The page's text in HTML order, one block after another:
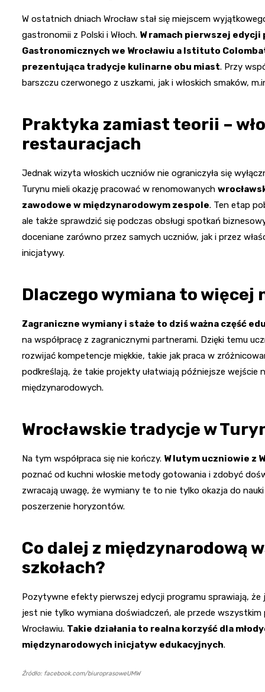
W ostatnich dniach Wrocław stał się miejscem
gastronomii z Polski i Włoch. W ramach pierwszej edycji
Gastronomicznych we Wrocławiu a Istituto
prezentująca tradycje kulinarne obu miast. Przy
barszczu czerwonego z uszkami, jak i włoskich smaków,
Praktyka zamiast teorii –
restauracjach
Jednak wizyta włoskich uczniów nie ograniczyła się
Turynu mieli okazję pracować w renomowanych
zawodowe w międzynarodowym zespole. Ten etap
ale także sprawdzić się podczas obsługi spotkań
doceniane zarówno przez samych uczniów, jak i przez
inicjatywy.
Dlaczego wymiana to więcej
Zagraniczne wymiany i staże to dziś ważna część
na współpracę z zagranicznymi partnerami. Dzięki temu
rozwijać kompetencje miękkie, takie jak praca w
podkreślają, że takie projekty ułatwiają późniejsze
międzynarodowych.
Wrocławskie tradycje w
Na tym współpraca się nie kończy. W lutym uczniowie z
poznać od kuchni włoskie metody gotowania i zdobyć
zwracają uwagę, że wymiany te to nie tylko okazja do
poszerzenie horyzontów.
Co dalej z międzynarodową
szkołach?
Pozytywne efekty pierwszej edycji programu sprawiają,
jest nie tylko wymiana doświadczeń, ale przede
Wrocławiu. Takie działania to realna korzyść dla
międzynarodowych inicjatyw edukacyjnych.
Źródło: facebook.com/biuroprasoweUMW